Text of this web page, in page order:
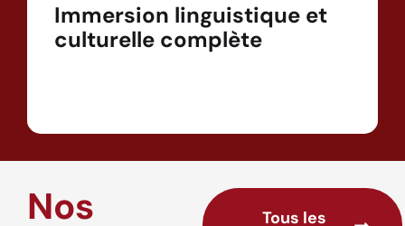
Immersion linguistique et
culturelle complète
Nos Tous les